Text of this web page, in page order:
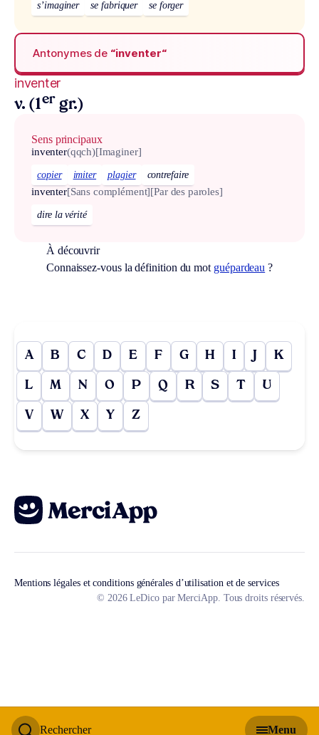
Rechercher Menu
s’imaginer se fabriquer se forger
Antonymes de “inventer“
inventer
v. (1er gr.)
Sens principaux
inventer(qqch)[Imaginer]
copier imiter plagier contrefaire
inventer[Sans complément][Par des paroles]
dire la vérité
À découvrir
Connaissez-vous la définition du mot guépardeau ?
A B C D E F G H I J K
L M N O P Q R S T U
V W X Y Z
Mentions légales et conditions générales d’utilisation et de services
© 2026 LeDico par MerciApp. Tous droits réservés.